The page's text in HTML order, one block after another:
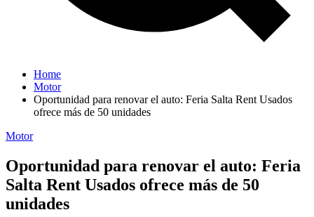
Home
Motor
Oportunidad para renovar el auto: Feria Salta Rent Usados
ofrece más de 50 unidades
Motor
Oportunidad para renovar el auto: Feria
Salta Rent Usados ofrece más de 50
unidades